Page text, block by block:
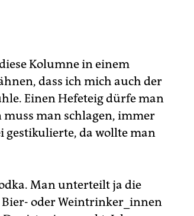
Kolumne in einem
dass ich mich auch der
Einen Hefeteig dürfe man
man schlagen, immer
gestikulierte, da wollte man
Man unterteilt ja die
oder Weintrinker_innen